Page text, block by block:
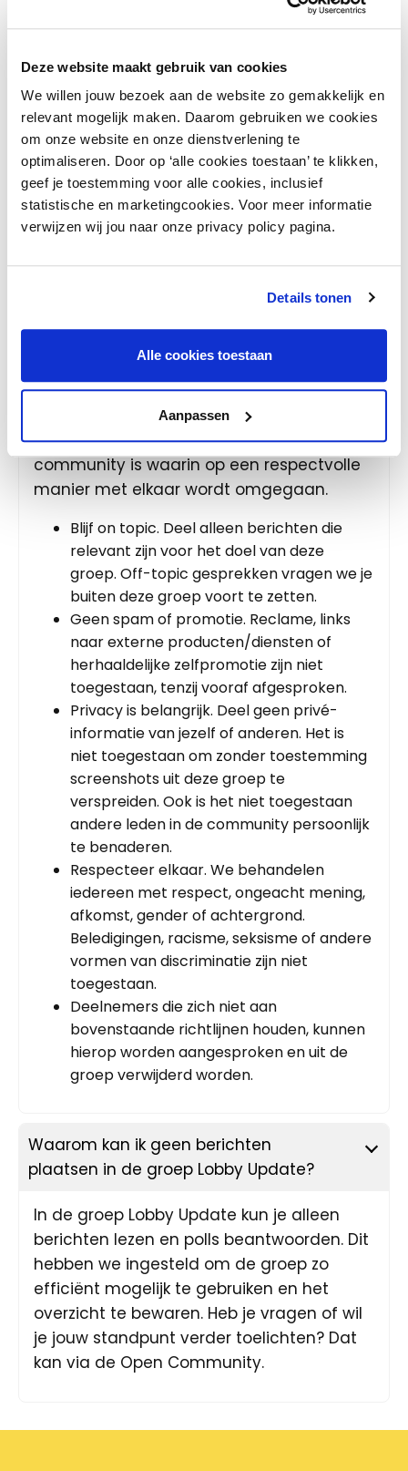
Deze website maakt gebruik van cookies
We willen jouw bezoek aan de website zo gemakkelijk en
relevant mogelijk maken. Daarom gebruiken we cookies
om onze website en onze dienstverlening te
optimaliseren. Door op ‘alle cookies toestaan’ te klikken,
geef je toestemming voor alle cookies, inclusief
statistische en marketingcookies. Voor meer informatie
verwijzen wij jou naar onze privacy policy pagina.
Details tonen
Alle cookies toestaan
Aanpassen
Heb je nog vragen over de Lobby
Community?
Voor wie is de Lobby Community
bedoeld?
De Lobby Community is er voor alle
retailbedrijven (mkb en GWB) die lid zijn
Community waar ik me aan moet
Zeker, we vinden het belangrijk dat de
Lobby Community een efficiënte
community is waarin op een respectvolle
manier met elkaar wordt omgegaan.
Blijf on topic. Deel alleen berichten die
relevant zijn voor het doel van deze
groep. Off-topic gesprekken vragen we je
buiten deze groep voort te zetten.
Geen spam of promotie. Reclame, links
naar externe producten/diensten of
herhaaldelijke zelfpromotie zijn niet
toegestaan, tenzij vooraf afgesproken.
Privacy is belangrijk. Deel geen privé-
informatie van jezelf of anderen. Het is
niet toegestaan om zonder toestemming
screenshots uit deze groep te
verspreiden. Ook is het niet toegestaan
andere leden in de community persoonlijk
te benaderen.
Respecteer elkaar. We behandelen
iedereen met respect, ongeacht mening,
afkomst, gender of achtergrond.
Beledigingen, racisme, seksisme of andere
vormen van discriminatie zijn niet
toegestaan.
Deelnemers die zich niet aan
bovenstaande richtlijnen houden, kunnen
hierop worden aangesproken en uit de
groep verwijderd worden.
Waarom kan ik geen berichten
plaatsen in de groep Lobby Update?
In de groep Lobby Update kun je alleen
berichten lezen en polls beantwoorden. Dit
hebben we ingesteld om de groep zo
efficiënt mogelijk te gebruiken en het
overzicht te bewaren. Heb je vragen of wil
je jouw standpunt verder toelichten? Dat
kan via de Open Community.